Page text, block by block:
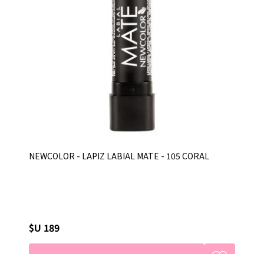
NEWCOLOR - LAPIZ LABIAL MATE - 105 CORAL
$U 189